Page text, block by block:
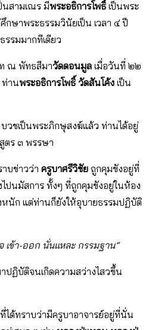
นสามเณร มีพระอธิการโพธิ์ เป็นพระ
ษาพระธรรมวินัยเป็น เวลา ๔ ปี
รมมากทีเดียว
ณ พัทธสีมาวัดดอนมูล เมื่อวันที่ ๒๒
ท่านพระอธิการโพธิ์ วัดสันโค้ง เป็น
วชเป็นพระภิกษุสงฆ์แล้ว ท่านได้อยู่
ตร ๓ พรรษา
บข่าวว่า ครูบาศรีวิชัย ถูกคุมขังอยู่ที่
ปนมัสการ ทั้งๆ ที่ถูกคุมขังอยู่ในห้อง
หนัก แต่ท่านก็ยังให้อุบายธรรมปฏิบัติ
เข้า-ออก นั่นแหละ กรรมฐาน”
ปฏิบัติจนเกิดความสว่างไสวขึ้น
ได้ทราบว่ามีครูบาอาจารย์อยู่ที่นั่น